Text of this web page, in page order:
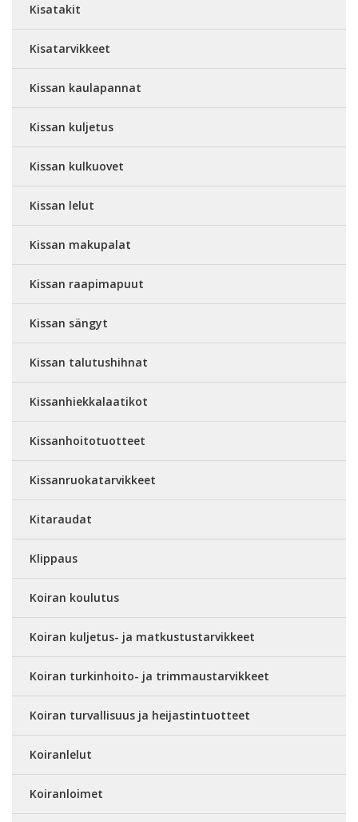
Kisatakit
Kisatarvikkeet
Kissan kaulapannat
Kissan kuljetus
Kissan kulkuovet
Kissan lelut
Kissan makupalat
Kissan raapimapuut
Kissan sängyt
Kissan talutushihnat
Kissanhiekkalaatikot
Kissanhoitotuotteet
Kissanruokatarvikkeet
Kitaraudat
Klippaus
Koiran koulutus
Koiran kuljetus- ja matkustustarvikkeet
Koiran turkinhoito- ja trimmaustarvikkeet
Koiran turvallisuus ja heijastintuotteet
Koiranlelut
Koiranloimet